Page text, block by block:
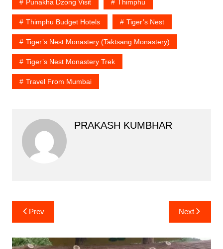
Punakha Dzong Visit Thimphu
Thimphu Budget Hotels Tiger’s Nest
Tiger’s Nest Monastery (Taktsang Monastery)
Tiger’s Nest Monastery Trek
Travel From Mumbai
PRAKASH KUMBHAR
Post
navigation
Prev Next